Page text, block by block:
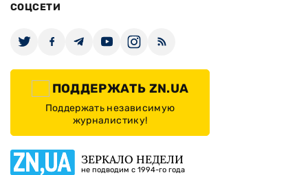
СОЦСЕТИ
ПОДДЕРЖАТЬ ZN.UA
Поддержать независимую
журналистику!
ЗЕРКАЛО НЕДЕЛИ
не подводим с 1994-го года